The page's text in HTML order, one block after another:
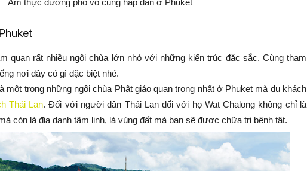
Ẩm thực đường phố vô cùng hấp dẫn ở Phuket
quan rất nhiều ngôi chùa lớn nhỏ với những kiến trúc đặc sắc. Cùng tham
nơi đây có gì đặc biệt nhé.
một trong những ngôi chùa Phật giáo quan trọng nhất ở Phuket mà du khách
Thái Lan. Đối với người dân Thái Lan đối với họ Wat Chalong không chỉ là
còn là địa danh tâm linh, là vùng đất mà bạn sẽ được chữa trị bệnh tật.